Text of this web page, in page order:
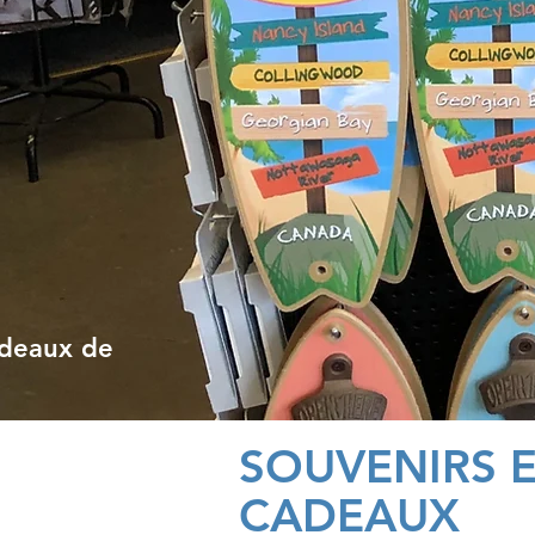
de
SOUVENIRS
CADEAUX